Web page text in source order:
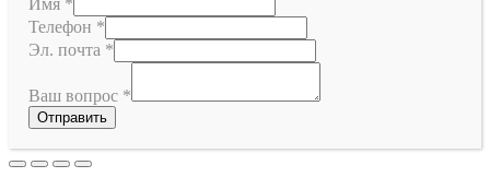
Имя *
Телефон *
Эл. почта *
Ваш вопрос *
Отправить